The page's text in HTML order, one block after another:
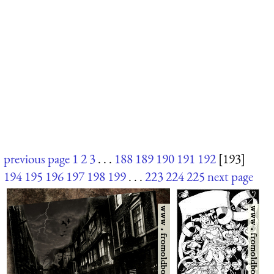
previous page 123. . . 188 189 190 191 192 [193]
194 195 196 197 198 199. . .223224225next page